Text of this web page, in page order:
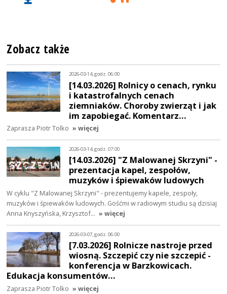
Zobacz także
2026-03-14, godz. 06:00
[14.03.2026] Rolnicy o cenach, rynku
i katastrofalnych cenach
ziemniaków. Choroby zwierząt i jak
im zapobiegać. Komentarz…
Zaprasza Piotr Tolko » więcej
2026-03-14, godz. 07:00
[14.03.2026] "Z Malowanej Skrzyni" -
prezentacja kapel, zespołów,
muzyków i śpiewaków ludowych
W cyklu "Z Malowanej Skrzyni" - prezentujemy kapele, zespoły,
muzyków i śpiewaków ludowych. Gośćmi w radiowym studiu są dzisiaj
Anna Knyszyńska, Krzysztof… » więcej
2026-03-07, godz. 06:00
[7.03.2026] Rolnicze nastroje przed
wiosną. Szczepić czy nie szczepić -
konferencja w Barzkowicach.
Edukacja konsumentów…
Zaprasza Piotr Tolko » więcej